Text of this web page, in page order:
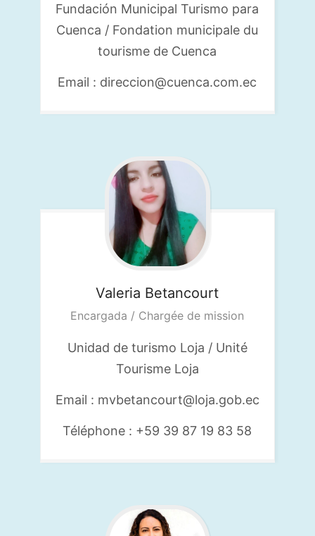
Fundación Municipal Turismo para
Cuenca / Fondation municipale du
tourisme de Cuenca
Email : direccion@cuenca.com.ec
Valeria Betancourt
Encargada / Chargée de mission
Unidad de turismo Loja / Unité
Tourisme Loja
Email : mvbetancourt@loja.gob.ec
Téléphone : +59 39 87 19 83 58